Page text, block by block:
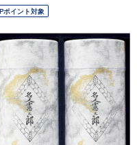
ポイント対象